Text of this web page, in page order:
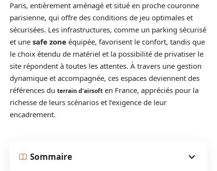
Paris, entièrement aménagé et situé en proche couronne
parisienne, qui offre des conditions de jeu optimales et
sécurisées. Les infrastructures, comme un parking sécurisé
et une safe zone équipée, favorisent le confort, tandis que
le choix étendu de matériel et la possibilité de privatiser le
site répondent à toutes les attentes. À travers une gestion
dynamique et accompagnée, ces espaces deviennent des
références du terrain d’airsoft en France, appréciés pour la
richesse de leurs scénarios et l’exigence de leur
encadrement.
Sommaire